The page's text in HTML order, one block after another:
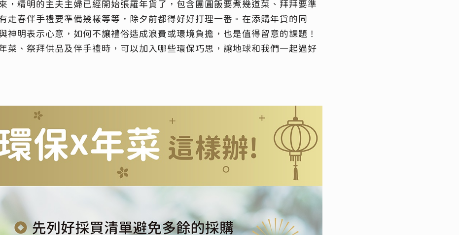
，精明的主夫主婦已經開始張羅年貨了，包含團圓飯要煮幾道菜、拜拜要準
走春伴手禮要準備幾樣等等，除夕前都得好好打理一番。在添購年貨的同
神明表示心意，如何不讓禮俗造成浪費或環境負擔，也是值得留意的課題！
菜、祭拜供品及伴手禮時，可以加入哪些環保巧思，讓地球和我們一起過好